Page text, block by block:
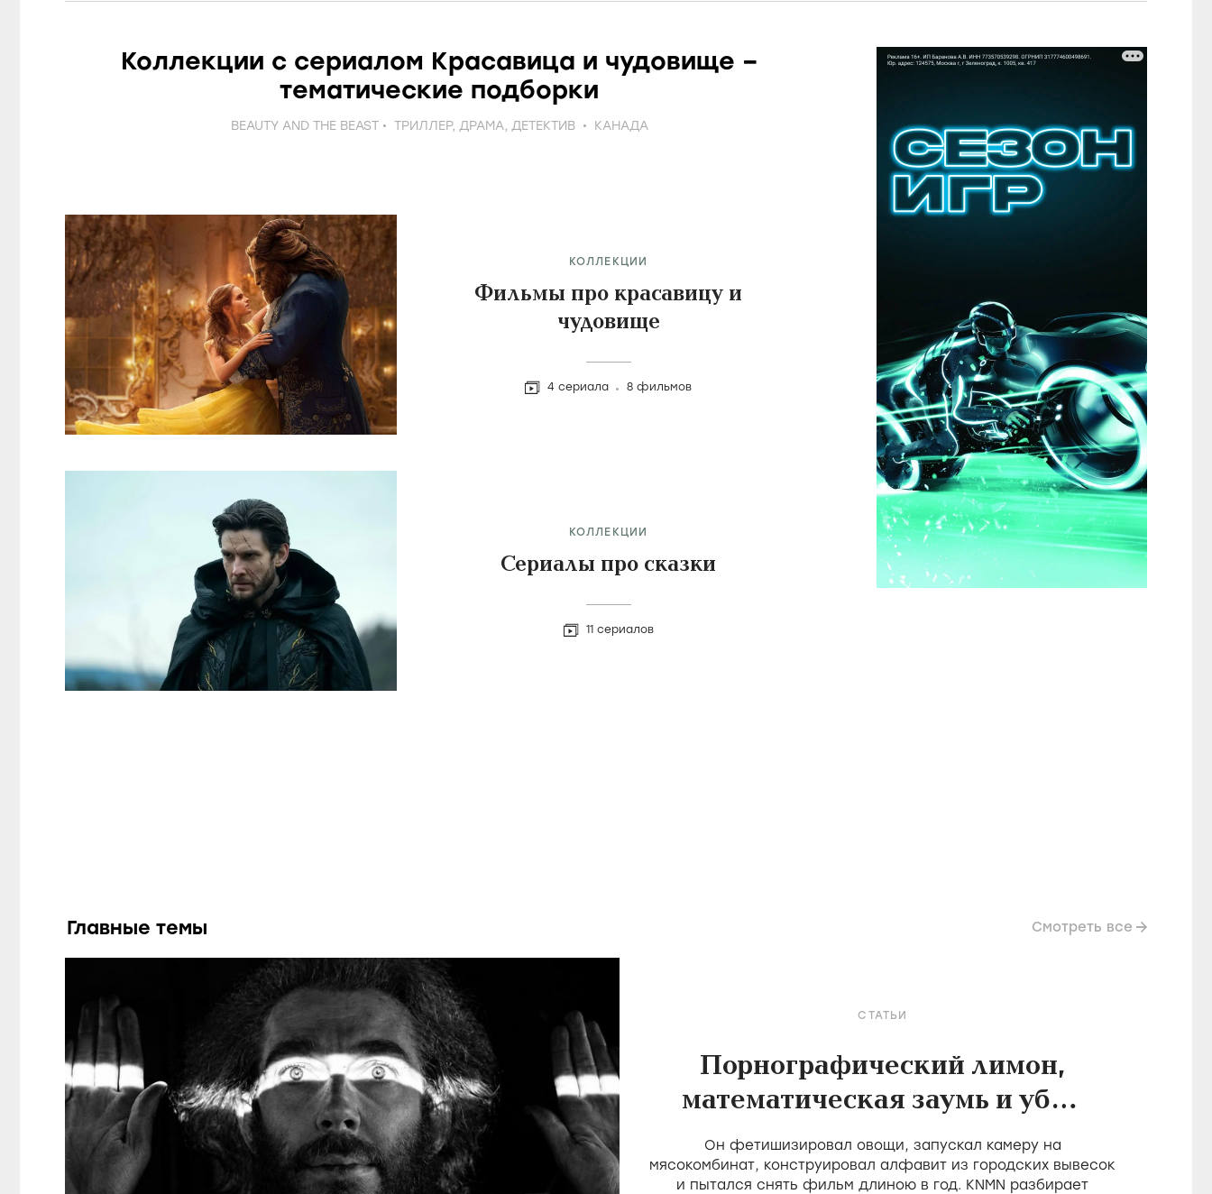
Коллекции с сериалом Красавица и чудовище –
тематические подборки
BEAUTY AND THE BEAST ТРИЛЛЕР, ДРАМА, ДЕТЕКТИВ КАНАДА
КОЛЛЕКЦИИ
Фильмы про красавицу и
чудовище
4 сериала 8 фильмов
КОЛЛЕКЦИИ
Сериалы про сказки
11 сериалов
Главные темы Смотреть все
СТАТЬИ
Порнографический лимон,
математическая заумь и убой
скота в фильмах Холлиса
Фрэмптона
Он фетишизировал овощи, запускал камеру на
мясокомбинат, конструировал алфавит из городских вывесок
и пытался снять фильм длиною в год. KNMN разбирает